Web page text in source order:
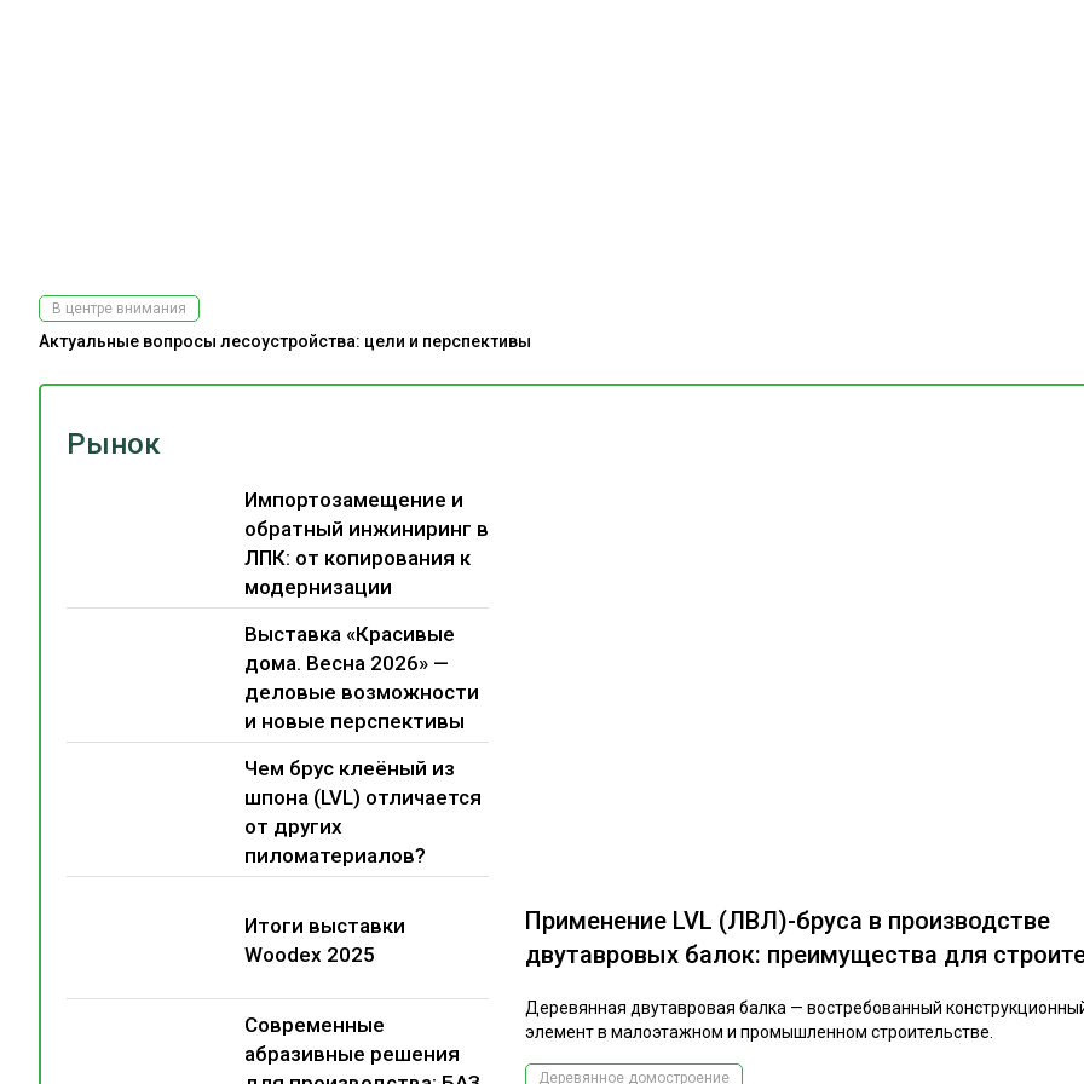
Рынок
Импортозамещение и
обратный инжиниринг в
ЛПК: от копирования к
модернизации
Выставка «Красивые
дома. Весна 2026» —
деловые возможности
и новые перспективы
Чем брус клеёный из
шпона (LVL) отличается
от других
пиломатериалов?
Итоги выставки
Woodex 2025
Современные
абразивные решения
Применение LVL (ЛВЛ)-бруса в производстве
двутавровых балок: преимущества для
Деревянная двутавровая балка — востребованный
элемент в малоэтажном и промышленном строительстве.
Деревянное домостроение
В центре внимания
Актуальные вопросы лесоустройства: цели и перспективы